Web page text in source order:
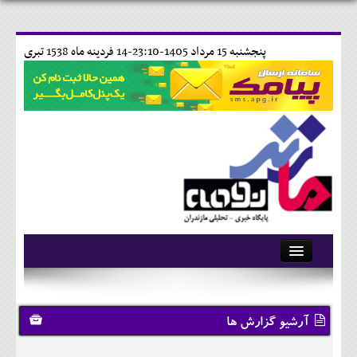
14 فردينه ماه 1538 تبری پنجشنبه 15 مرداد 1405-23:10-
آرشیو
تماس با ما
وبلاگ
آرشیو گزارش ها